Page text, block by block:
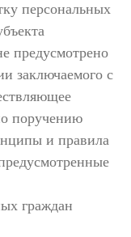
персональных
предусмотрено
заключаемого с
поручению
и правила
граждан